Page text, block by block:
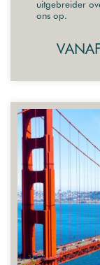
uitgebreider
ons op.